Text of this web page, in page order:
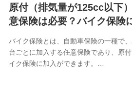
果情報、メールマガジンを提供した
歴の情報及び保険の更改案内等を提
送信履歴などの情報）が含まれます。
当社又は株式会社NTTドコモが取得
約に関する情報。例として、保険契
名、住所、生年月日、性別、保険契
方法、車のメーカーや走行距離など
原付（排気量が125cc以下
意保険は必要？バイク保険
バイク保険とは、自動車保険の一種で
台ごとに加入する任意保険であり、原
イク保険に加入ができます。…